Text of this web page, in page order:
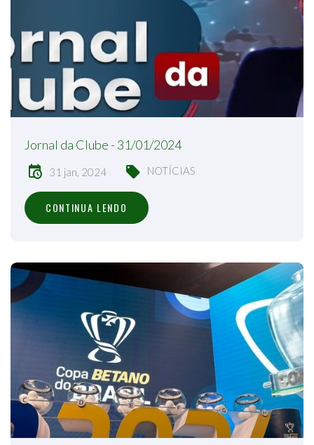
Jornal da Clube - 31/01/2024
31 jan, 2024 NOTÍCIAS
CONTINUA LENDO